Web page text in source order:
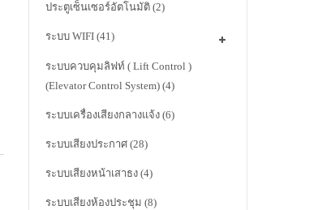
ประตูเซ็นเซอร์อัตโนมัติ (2)
ระบบ WIFI (41)
ระบบควบคุมลิฟท์ ( Lift Control )
(Elevator Control System) (4)
ระบบเครื่องเสียงกลางแจ้ง (6)
ระบบเสียงประกาศ (28)
ระบบเสียงหน้าเสาธง (4)
ระบบเสียงห้องประชุม (8)